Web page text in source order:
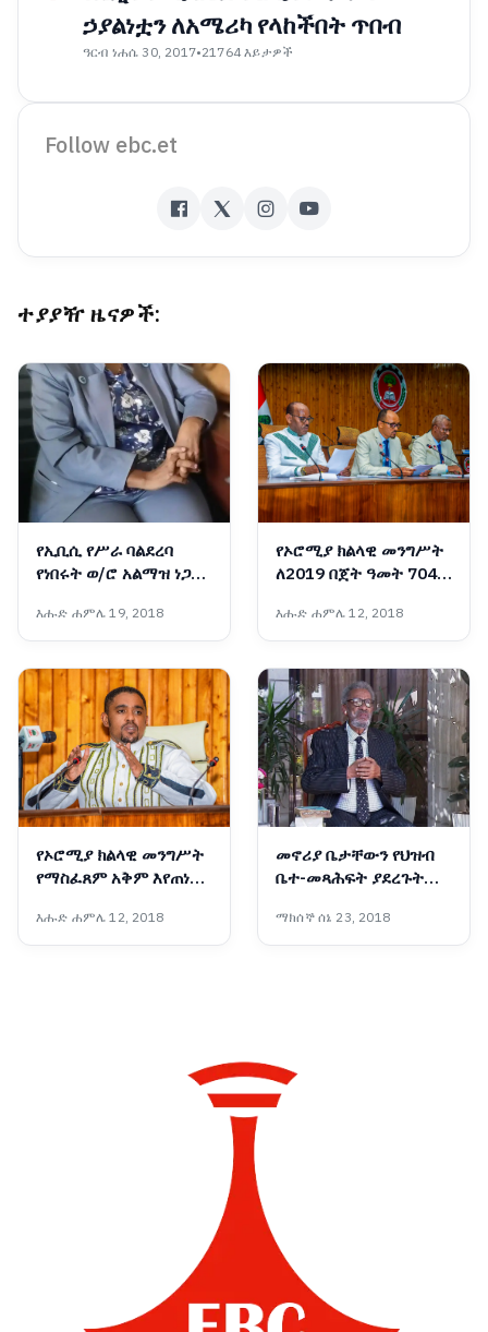
ኃያልነቷን ለአሜሪካ የላከችበት ጥበብ
ዓርብ ነሐሴ 30, 2017•21764 እይታዎች
Follow ebc.et
ተያያዥ ዜናዎች:
የኢቢሲ የሥራ ባልደረባ
የነበሩት ወ/ሮ አልማዝ ነጋሽ
እሑድ ሐምሌ 19, 2018
የኦሮሚያ ክልላዊ መንግሥት
ለ2019 በጀት ዓመት 704
እሑድ ሐምሌ 12, 2018
የኦሮሚያ ክልላዊ መንግሥት
የማስፈጸም አቅም እየጠነከረ
አብዲሳ
እሑድ ሐምሌ 12, 2018
መኖሪያ ቤታቸውን የህዝብ
ቤተ-መጻሕፍት ያደረጉት
ማክሰኞ ሰኔ 23, 2018